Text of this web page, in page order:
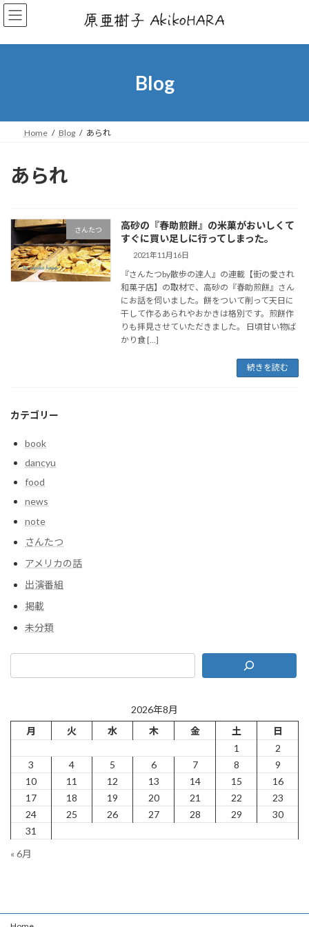
コ
ン
ン
ナ
ビ
ー
Blog
Home Blog あられ
あられ
さんたつ
高砂の『春助煎餅』の米菓がおいしくて
すぐに買い足しに行ってしまった。
2021年11月16日
『さんたつby散歩の達人』の連載【街の愛され
和菓子店】の取材で、高砂の『春助煎餅』さん
にお話を伺いました。餅をついて削って天日に
干して作るあられやおかきは格別です。煎餅作
りも拝見させていただきました。 日頃甘い物ば
かり食 […]
続きを読む
カテゴリー
book
dancyu
food
news
note
さんたつ
アメリカの話
出演番組
掲載
未分類
2026年8月
月
火 水 木 金 土
日
1
2
3
4 5 6 7 8
9
10
11 12 13 14 15
16
17
18 19 20 21 22
23
24
25 26 27 28 29
30
31
« 6月